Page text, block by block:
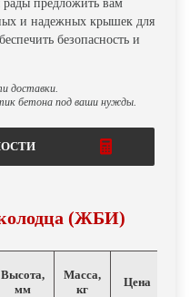
предложить вам
и надежных крышек для
безопасность и
доставки.
бетона под ваши нужды.
(ЖБИ)
Высота,
мм
Масса,
кг
Цена